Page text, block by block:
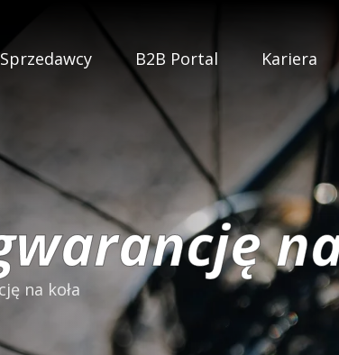
Sprzedawcy B2B Portal Kariera
na koła